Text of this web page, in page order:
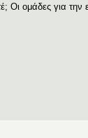
Οι ομάδες για